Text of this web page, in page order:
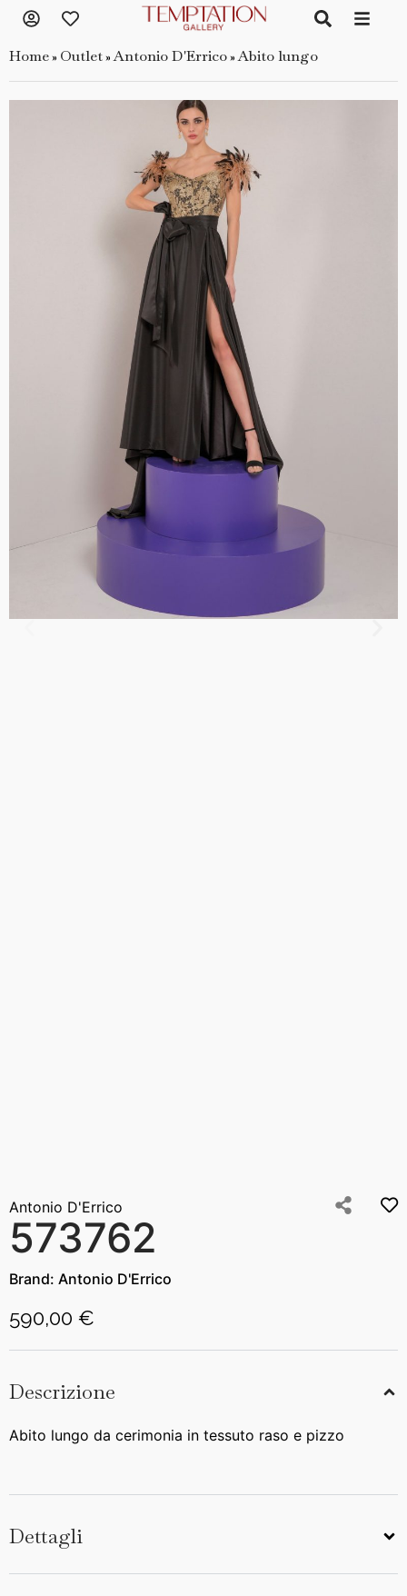
Home» Outlet»Antonio D'Errico»Abito lungo
Antonio D'Errico
573762
Brand: Antonio D'Errico
590,00 €
Descrizione
Abito lungo da cerimonia in tessuto raso e pizzo
Dettagli